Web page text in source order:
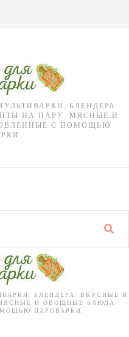
БЛЕНДЕРА.
НА ПАРУ. МЯСНЫЕ И
С ПОМОЩЬЮ
БЛЕНДЕРА. ВКУСНЫЕ И
И ОВОЩНЫЕ БЛЮДА
ПАРОВАРКИ.